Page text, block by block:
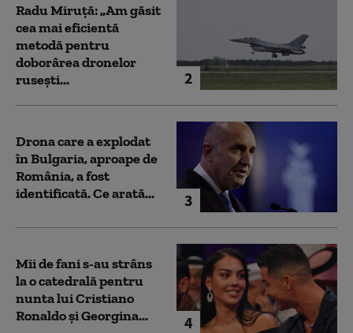
2
Radu Miruță: „Am găsit
cea mai eficientă
metodă pentru
doborârea dronelor
rusești...
3
Drona care a explodat
în Bulgaria, aproape de
România, a fost
identificată. Ce arată...
4
Mii de fani s-au strâns
la o catedrală pentru
nunta lui Cristiano
Ronaldo şi Georgina...